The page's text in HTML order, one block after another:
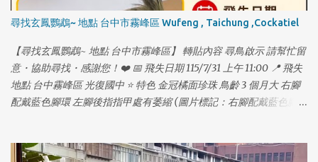
尋找玄鳳鸚鵡~ 地點 台中市霧峰區 Wufeng , Taichung ,Cockatiel
【尋找玄鳳鸚鵡~ 地點 台中市霧峰區】 轉貼內容 尋鳥啟示 請幫忙留
意・協助尋找・感謝您！❤️ 📅 飛失日期 115/7/31 上午 11:00 📍 飛失
地點 台中霧峰區 光復國中 ⭐ 特色 金冠橘面珍珠 鳥齡 3 個月大 右腳
配戴藍色腳環 左腳後指指甲處有萎縮 (圖片標記：右腳配戴藍色腳